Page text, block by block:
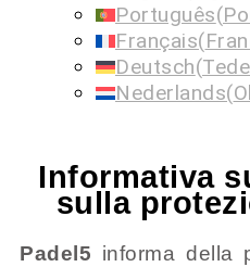
Português(
Français(
Deutsch(
Nederlands(
Informativa
sulla
Padel5 informa della